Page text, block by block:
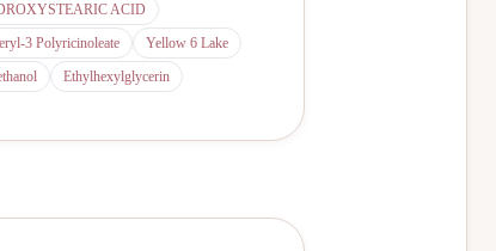
ACID
3 Polyricinoleate
Yellow 6 Lake
Ethylhexylglycerin